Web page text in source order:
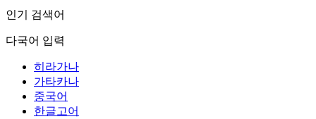
인기 검색어
다국어 입력
히라가나
가타카나
중국어
한글고어